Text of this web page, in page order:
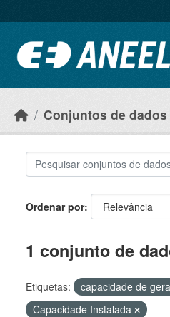
Conjuntos de dados
Ordenar por
1 conjunto de
Etiquetas: capacidade de
Capacidade Instalada